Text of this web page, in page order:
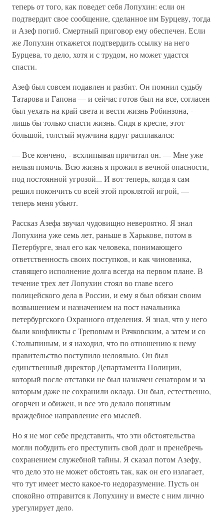
теперь от того, как поведет себя Лопухин: если он
подтвердит свое сообщение, сделанное им Бурцеву, тогда
и Азеф погиб. Смертный приговор ему обеспечен. Если
же Лопухин откажется подтвердить ссылку на него
Бурцева, то дело, хотя и с трудом, но может удастся
спасти.
Азеф был совсем подавлен и разбит. Он помнил судьбу
Татарова и Гапона — и сейчас готов был на все, согласен
был уехать на край света и вести жизнь Робинзона, -
лишь бы только спасти жизнь. Сидя в кресле, этот
большой, толстый мужчина вдруг расплакался:
— Все кончено, - всхлипывая причитал он. — Мне уже
нельзя помочь. Всю жизнь я прожил в вечной опасности,
под постоянной угрозой... И вот теперь, когда я сам
решил покончить со всей этой проклятой игрой, —
теперь меня убьют.
Рассказ Азефа звучал чудовищно невероятно. Я знал
Лопухина уже семь лет, раньше в Харькове, потом в
Петербурге, знал его как человека, понимающего
ответственность своих поступков, и как чиновника,
ставящего исполнение долга всегда на первом плане. В
течение трех лет Лопухин стоял во главе всего
полицейского дела в России, и ему я был обязан своим
возвышением и назначением на пост начальника
петербургского Охранного отделения. Я знал, что у него
были конфликты с Треповым и Рачковским, а затем и со
Столыпиным, и я находил, что по отношению к нему
правительство поступило нелояльно. Он был
единственный директор Департамента Полиции,
который после отставки не был назначен сенатором и за
которым даже не сохранили оклада. Он был, естественно,
огорчен и обижен, и все это делало понятным
враждебное направление его мыслей.
Но я не мог себе представить, что эти обстоятельства
могли побудить его преступить свой долг и пренебречь
сохранением служебной тайны. Я сказал потом Азефу,
что дело это не может обстоять так, как он его излагает,
что тут имеет место какое-то недоразумение. Пусть он
спокойно отправится к Лопухину и вместе с ним лично
урегулирует дело.